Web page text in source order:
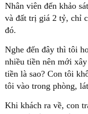
Nhân viên đến khảo
và đất trị giá 2 tỷ, chỉ
đó.
Nghe đến đây thì tôi
nhiều tiền nên mới
tiền là sao? Con tôi
tôi vào trong phòng,
Khi khách ra về, con